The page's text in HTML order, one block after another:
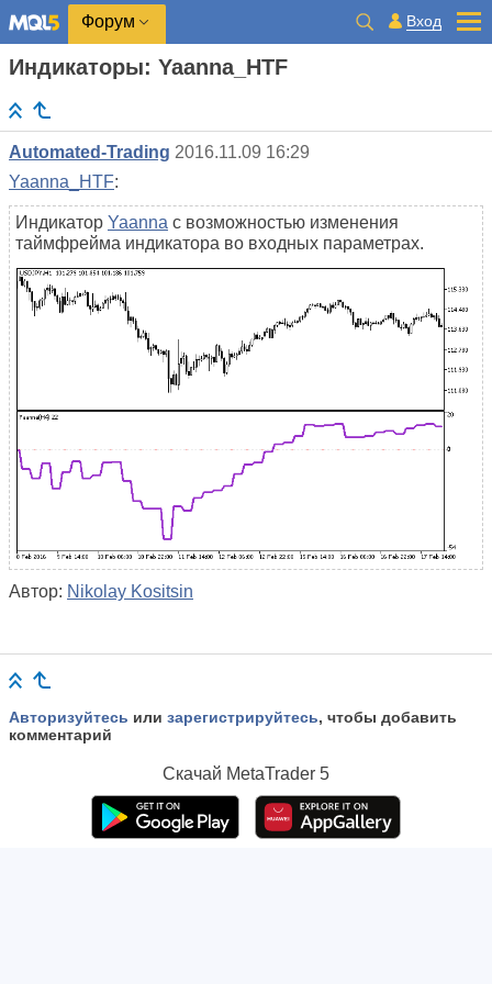
Форум Вход
Индикаторы: Yaanna_HTF
Automated-Trading 2016.11.09 16:29
Yaanna_HTF:
Индикатор Yaanna с возможностью изменения
таймфрейма индикатора во входных параметрах.
Автор: Nikolay Kositsin
Авторизуйтесь или зарегистрируйтесь, чтобы добавить
комментарий
Скачай MetaTrader 5